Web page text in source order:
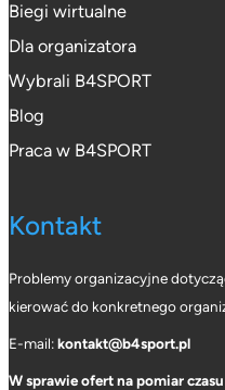
Biegi wirtualne
Dla organizatora
Wybrali B4SPORT
Blog
Praca w B4SPORT
Kontakt
Problemy organizacyjne
kierować do konkretnego
E-mail:kontakt@b4sport.pl
W sprawie ofert na pomiar